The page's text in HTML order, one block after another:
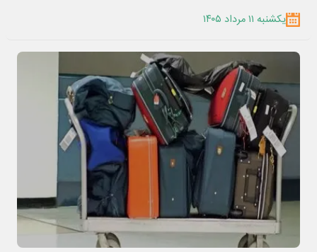
یکشنبه ۱۱ مرداد ۱۴۰۵